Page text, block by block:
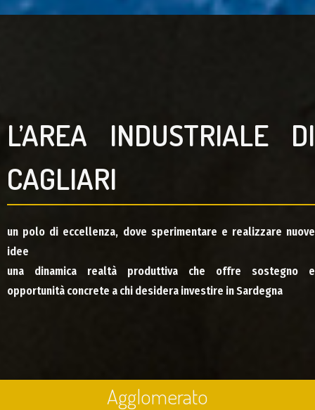
L’AREA INDUSTRIALE DI
CAGLIARI
un polo di eccellenza, dove sperimentare e realizzare nuove
idee
una dinamica realtà produttiva che offre sostegno e
opportunità concrete a chi desidera investire in Sardegna
Agglomerato